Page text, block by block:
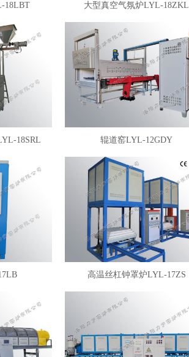
18LBT 大型真空气氛炉LYL-18ZKL
18SRL 辊道窑LYL-12GDY
高温丝杠钟罩炉LYL-17ZS